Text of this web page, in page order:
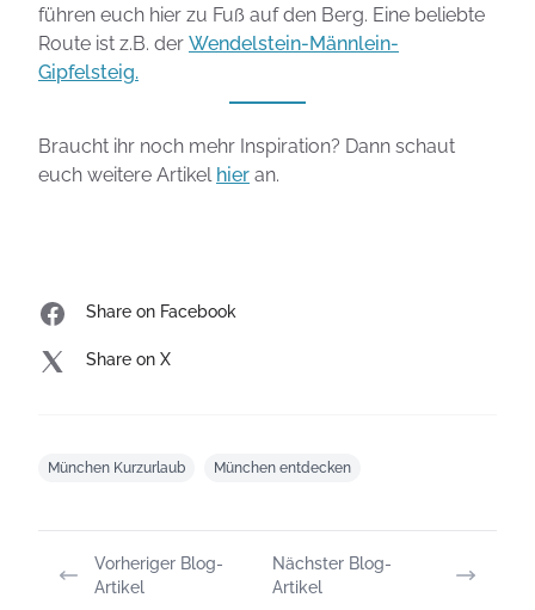
führen euch hier zu Fuß auf den Berg. Eine beliebte
Route ist z.B. der Wendelstein-Männlein-
Gipfelsteig.
Braucht ihr noch mehr Inspiration? Dann schaut
euch weitere Artikel hier an.
Share on Facebook
Share on X
München Kurzurlaub München entdecken
Vorheriger Blog-
Artikel
Nächster Blog-
Artikel